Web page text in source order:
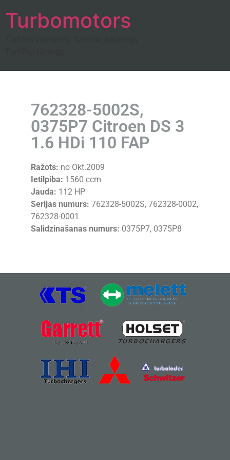
Turbomotors
762328-5002S,
0375P7 Citroen DS 3
1.6 HDi 110 FAP
Ražots: no Okt.2009
Ietilpiba: 1560 ccm
Jauda: 112 HP
Serijas numurs: 762328-5002S, 762328-0002,
762328-0001
Salidzinašanas numurs: 0375P7, 0375P8